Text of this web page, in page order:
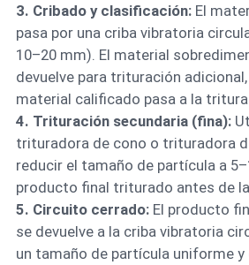
3. Cribado y clasificación:El
pasa por una criba vibratoria
10–20 mm). El material
devuelve para trituración
material calificado pasa a la
4. Trituración secundaria (fina):
trituradora de cono o trituradora
reducir el tamaño de partícula a
producto final triturado antes de
5. Circuito cerrado:El producto
se devuelve a la criba vibratoria
un tamaño de partícula uniforme y